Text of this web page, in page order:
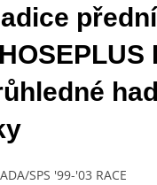
SPS '99-'03 RACE